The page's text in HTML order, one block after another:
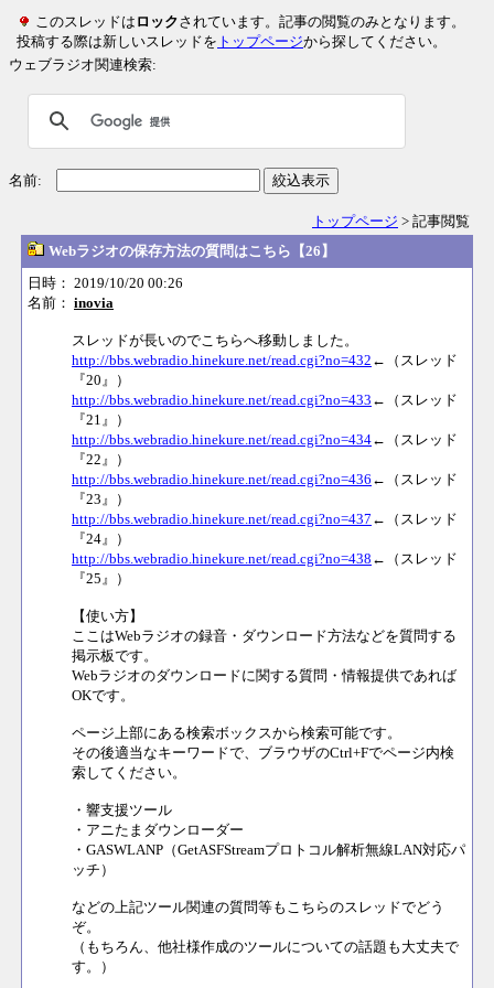
このスレッドは ロックされています。記事の閲覧のみとなります。
投稿する際は新しいスレッドを トップページから探してください。
ウェブラジオ関連検索:
名前: 絞込表示
トップページ > 記事閲覧
Webラジオの保存方法の質問はこちら【26】
日時： 2019/10/20 00:26
名前： inovia
スレッドが長いのでこちらへ移動しました。
http://bbs.webradio.hinekure.net/read.cgi?no=432 ←（スレッド
『20』）
http://bbs.webradio.hinekure.net/read.cgi?no=433 ←（スレッド
『21』）
http://bbs.webradio.hinekure.net/read.cgi?no=434←（スレッド
『22』）
http://bbs.webradio.hinekure.net/read.cgi?no=436 ←（スレッド
『23』）
http://bbs.webradio.hinekure.net/read.cgi?no=437 ←（スレッド
『24』）
http://bbs.webradio.hinekure.net/read.cgi?no=438 ←（スレッド
『25』）
【使い方】
ここはWebラジオの録音・ダウンロード方法などを質問する
掲示板です。
Webラジオのダウンロードに関する質問・情報提供であれば
OKです。
ページ上部にある検索ボックスから検索可能です。
その後適当なキーワードで、ブラウザのCtrl+Fでページ内検
索してください。
・響支援ツール
・アニたまダウンローダー
・GASWLANP（GetASFStreamプロトコル解析無線LAN対応パ
ッチ）
などの上記ツール関連の質問等もこちらのスレッドでどう
ぞ。
（もちろん、他社様作成のツールについての話題も大丈夫で
す。）